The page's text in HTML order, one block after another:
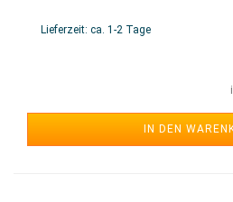
Lieferzeit: ca. 1-2 Tage
IN DEN